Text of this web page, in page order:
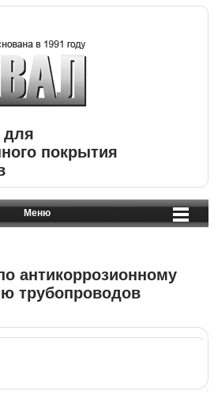
для
покрытия
Меню
антикоррозионному
трубопроводов